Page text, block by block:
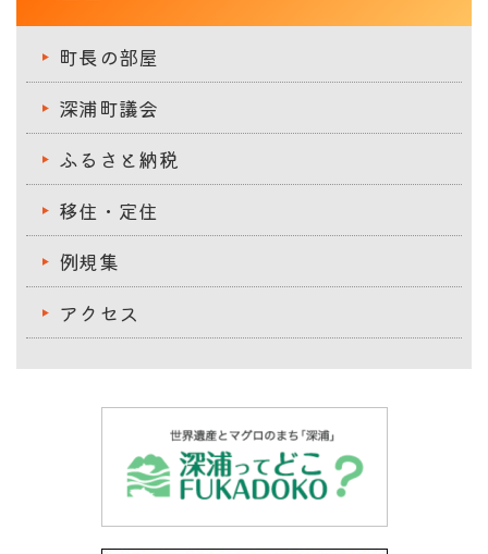
町長の部屋
深浦町議会
ふるさと納税
移住・定住
例規集
アクセス